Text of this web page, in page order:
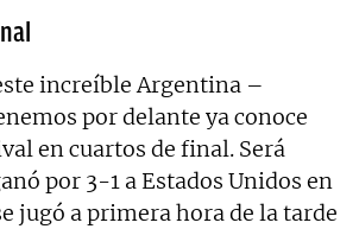
increíble Argentina –
por delante ya conoce
en cuartos de final. Será
por 3-1 a Estados Unidos en
jugó a primera hora de la tarde